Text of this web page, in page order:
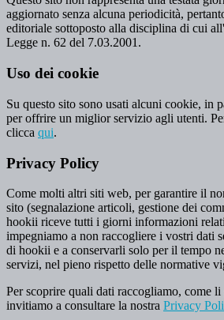
aggiornato senza alcuna periodicità,
editoriale sottoposto alla disciplina di cui
Legge n. 62 del 7.03.2001.
Uso dei cookie
Su questo sito sono usati alcuni cookie, in
per offrire un miglior servizio agli utenti.
clicca qui.
Privacy Policy
Come molti altri siti web, per garantire il
sito (segnalazione articoli, gestione dei
hookii riceve tutti i giorni informazioni
impegniamo a non raccogliere i vostri dati
di hookii e a conservarli solo per il tempo
servizi, nel pieno rispetto delle normative
Per scoprire quali dati raccogliamo, come li
invitiamo a consultare la nostra Privacy